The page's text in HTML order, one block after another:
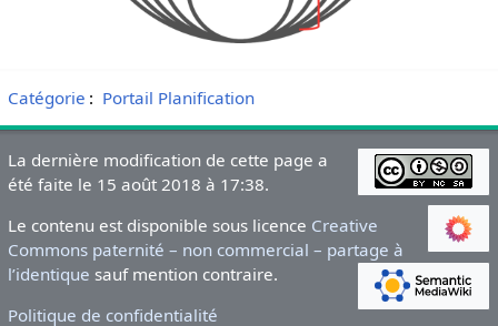
Catégorie : Portail Planification
La dernière modification de cette page a
été faite le 15 août 2018 à 17:38.
Le contenu est disponible sous licence Creative
Commons paternité – non commercial – partage à
l’identique sauf mention contraire.
Politique de confidentialité